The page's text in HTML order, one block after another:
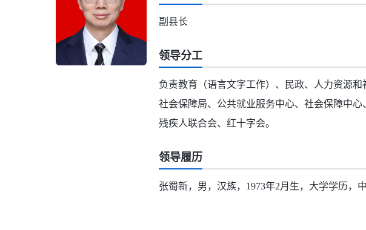
副县长
领导分工
负责教育（语言文字工作）、民政、人力资源
社会保障局、公共就业服务中心、社会保障中
残疾人联合会、红十字会。
领导履历
张蜀新，男，汉族，1973年2月生，大学学历，